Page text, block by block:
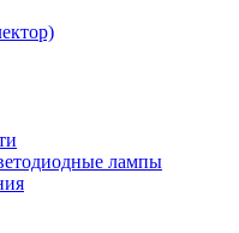
лампы